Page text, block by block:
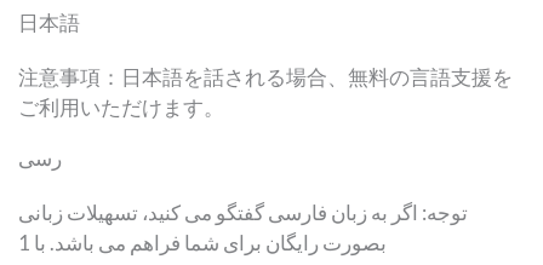
日本語
注意事項：日本語を話される場合、無料の言語支援を
ご利用いただけます。
رسی
توجه: اگر به زبان فارسی گفتگو می کنید، تسهیلات زبانی
بصورت رایگان برای شما فراهم می باشد. با 1